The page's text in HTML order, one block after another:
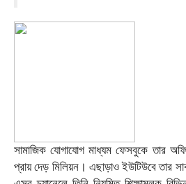
সামাজিক যোগাযোগ মাধ্যম ফেসবুকে তার
প্রায় দেড় মিলিয়ন। এছাড়াও ইউটিউবে তার